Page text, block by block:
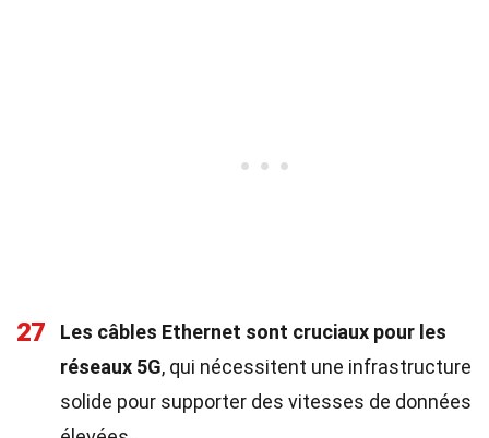
27
Les câbles Ethernet sont cruciaux pour les
réseaux 5G, qui nécessitent une infrastructure
solide pour supporter des vitesses de données